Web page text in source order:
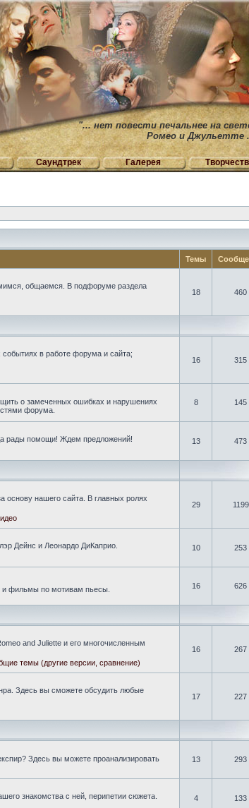
"... нет повести печальнее на
Ромео и Джульетте
Саундтрек Галерея
Темы
общаемся. В подфоруме раздела
18 460
в работе форума и сайта;
16 315
о замеченных ошибках и нарушениях
форума.
8 145
рады помощи! Ждем предложений!
13 473
основу нашего сайта. В главных ролях
29 1199
Дейнс и Леонардо ДиКаприо.
10 253
и фильмы по мотивам пьесы. 16 626
and Juliette и его многочисленным
темы (другие версии, сравнение)
16 267
Здесь вы сможете обсудить любые
17 227
Здесь вы можете проанализировать
13 293
знакомства с ней, перипетии сюжета.
4 133